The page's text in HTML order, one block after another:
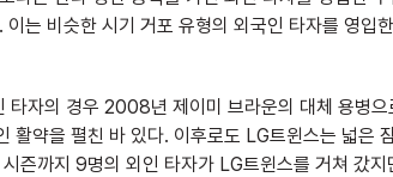
이는 비슷한 시기 거포 유형의 외국인 타자를 영입
타자의 경우 2008년 제이미 브라운의 대체 용병
활약을 펼친 바 있다. 이후로도 LG트윈스는 넓은
즌까지 9명의 외인 타자가 LG트윈스를 거쳐 갔